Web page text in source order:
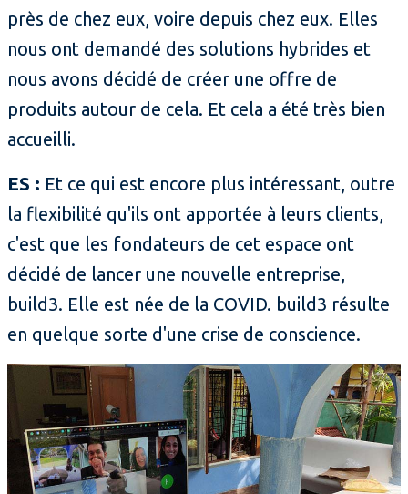
près de chez eux, voire depuis chez eux. Elles
nous ont demandé des solutions hybrides et
nous avons décidé de créer une offre de
produits autour de cela. Et cela a été très bien
accueilli.
ES : Et ce qui est encore plus intéressant, outre
la flexibilité qu'ils ont apportée à leurs clients,
c'est que les fondateurs de cet espace ont
décidé de lancer une nouvelle entreprise,
build3. Elle est née de la COVID. build3 résulte
en quelque sorte d'une crise de conscience.